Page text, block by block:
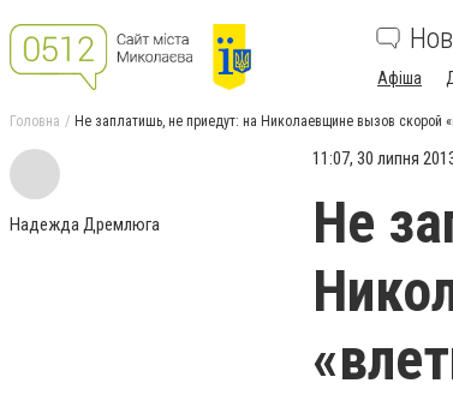
Афіша
Головна Не заплатишь, не приедут: на Николаевщине вызов скорой
Надежда Дремлюга
11:07, 30 липня
Не